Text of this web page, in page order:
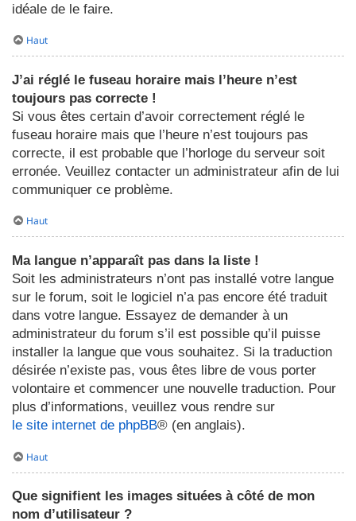
idéale de le faire.
Haut
J’ai réglé le fuseau horaire mais l’heure n’est
toujours pas correcte !
Si vous êtes certain d’avoir correctement réglé le
fuseau horaire mais que l’heure n’est toujours pas
correcte, il est probable que l’horloge du serveur soit
erronée. Veuillez contacter un administrateur afin de lui
communiquer ce problème.
Haut
Ma langue n’apparaît pas dans la liste !
Soit les administrateurs n’ont pas installé votre langue
sur le forum, soit le logiciel n’a pas encore été traduit
dans votre langue. Essayez de demander à un
administrateur du forum s’il est possible qu’il puisse
installer la langue que vous souhaitez. Si la traduction
désirée n’existe pas, vous êtes libre de vous porter
volontaire et commencer une nouvelle traduction. Pour
plus d’informations, veuillez vous rendre sur
le site internet de phpBB® (en anglais).
Haut
Que signifient les images situées à côté de mon
nom d’utilisateur ?